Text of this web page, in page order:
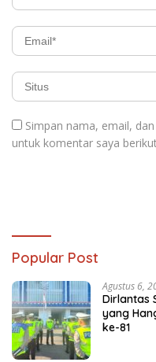
Simpan nama, email,
untuk komentar saya
Popular Post
Agustus 6,
Dirlantas
yang
ke-81